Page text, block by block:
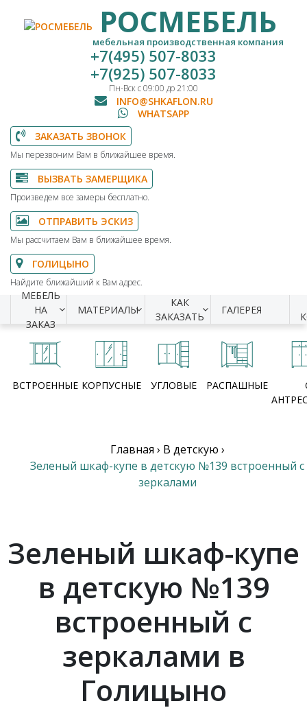
РОСМЕБЕЛЬ
мебельная производственная компания
+7(495) 507-8033
+7(925) 507-8033
Пн-Вск с 09:00 до 21:00
INFO@SHKAFLON.RU
WHATSAPP
ЗАКАЗАТЬ ЗВОНОК
Мы перезвоним Вам в ближайшее время.
ВЫЗВАТЬ ЗАМЕРЩИКА
Произведем все замеры бесплатно.
ОТПРАВИТЬ ЭСКИЗ
Мы рассчитаем Вам в ближайшее время.
ГОЛИЦЫНО
Найдите ближайший к Вам адрес.
МЕБЕЛЬ
НА
ЗАКАЗ
МАТЕРИАЛЫ
КАК
ЗАКАЗАТЬ
ГАЛЕРЕЯ
ВСТРОЕННЫЕ КОРПУСНЫЕ УГЛОВЫЕ РАСПАШНЫЕ
Главная › В детскую ›
Зеленый шкаф-купе в детскую №139 встроенный с
зеркалами
Зеленый шкаф-купе
в детскую №139
встроенный с
зеркалами в
Голицыно